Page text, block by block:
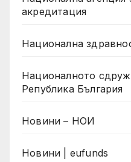
акредитация
Национална
Националното
Република България
Новини – НОИ
Новини | eufunds